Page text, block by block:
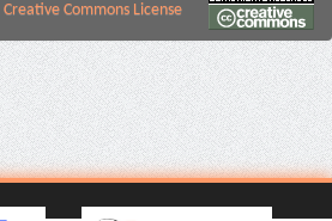
Creative Commons License